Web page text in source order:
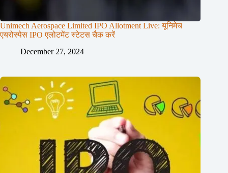
Unimech Aerospace Limited IPO Allotment Live: यूनिमेच
एयरोस्पेस IPO एलोटमेंट स्टेटस चैक करें
December 27, 2024